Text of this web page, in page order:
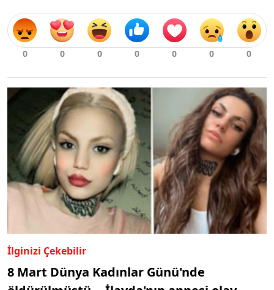
İlginizi Çekebilir
8 Mart Dünya Kadınlar Günü'nde